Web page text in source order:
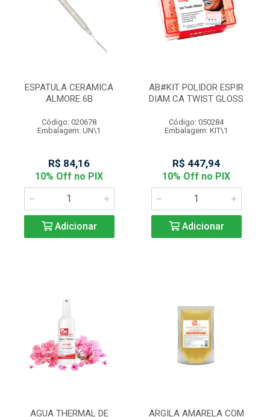
ESPATULA CERAMICA
ALMORE 6B
Código: 020678
Embalagem: UN\1
R$ 84,16
10% Off no PIX
Adicionar
AB#KIT POLIDOR ESPIR
DIAM CA TWIST GLOSS
Código: 050284
Embalagem: KIT\1
R$ 447,94
10% Off no PIX
Adicionar
AGUA THERMAL DE ARGILA AMARELA COM